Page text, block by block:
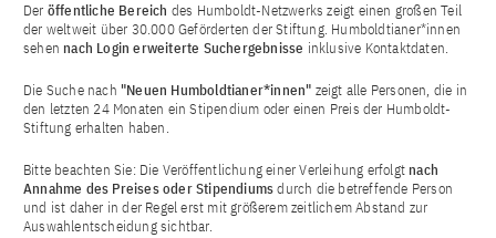
Der öffentliche Bereich des Humboldt-Netzwerks zeigt einen großen Teil
der weltweit über 30.000 Geförderten der Stiftung. Humboldtianer*innen
sehen nach Login erweiterte Suchergebnisse inklusive Kontaktdaten.
Die Suche nach "Neuen Humboldtianer*innen" zeigt alle Personen, die in
den letzten 24 Monaten ein Stipendium oder einen Preis der Humboldt-
Stiftung erhalten haben.
Bitte beachten Sie: Die Veröffentlichung einer Verleihung erfolgt nach
Annahme des Preises oder Stipendiumsdurch die betreffende Person
und ist daher in der Regel erst mit größerem zeitlichem Abstand zur
Auswahlentscheidung sichtbar.